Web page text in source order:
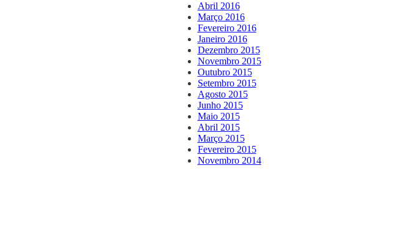
Abril 2016
Março 2016
Fevereiro 2016
Janeiro 2016
Dezembro 2015
Novembro 2015
Outubro 2015
Setembro 2015
Agosto 2015
Junho 2015
Maio 2015
Abril 2015
Março 2015
Fevereiro 2015
Novembro 2014